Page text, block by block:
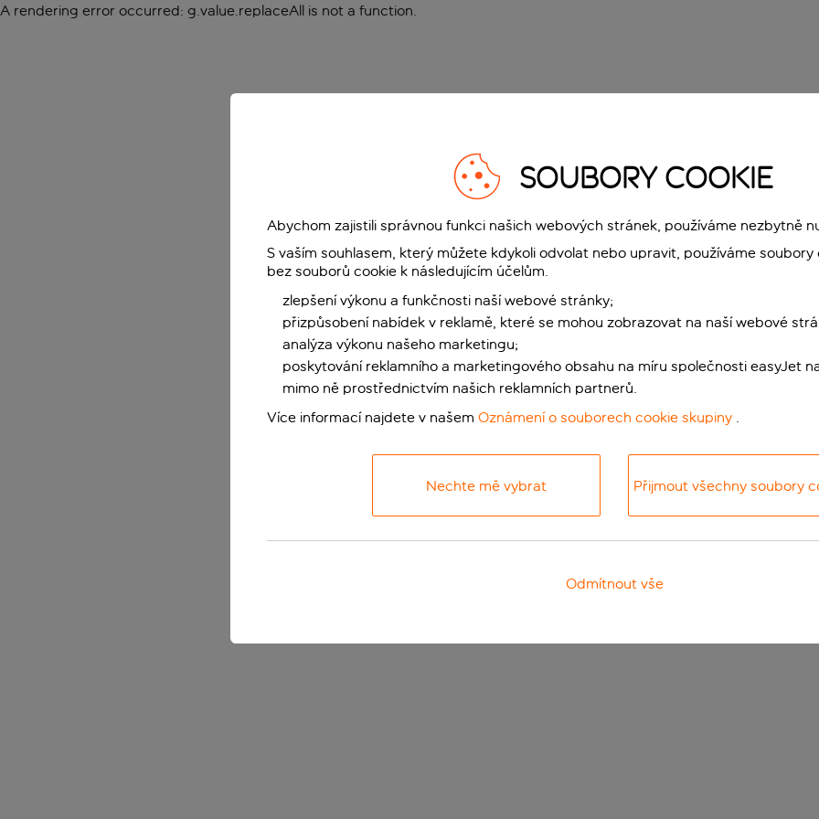
A rendering error occurred: g.value.replaceAll is not a function.
SOUBORY COOKIE
Abychom zajistili správnou funkci našich webových stránek, používáme nezbytně
S vaším souhlasem, který můžete kdykoli odvolat nebo upravit, používáme
bez souborů cookie k následujícím účelům.
zlepšení výkonu a funkčnosti naší webové stránky;
přizpůsobení nabídek v reklamě, které se mohou zobrazovat na naší webové
analýza výkonu našeho marketingu;
poskytování reklamního a marketingového obsahu na míru společnosti easyJet
mimo ně prostřednictvím našich reklamních partnerů.
Více informací najdete v našem Oznámení o souborech cookie skupiny .
Nechte mě vybrat Přijmout všechny soubory
Odmítnout vše